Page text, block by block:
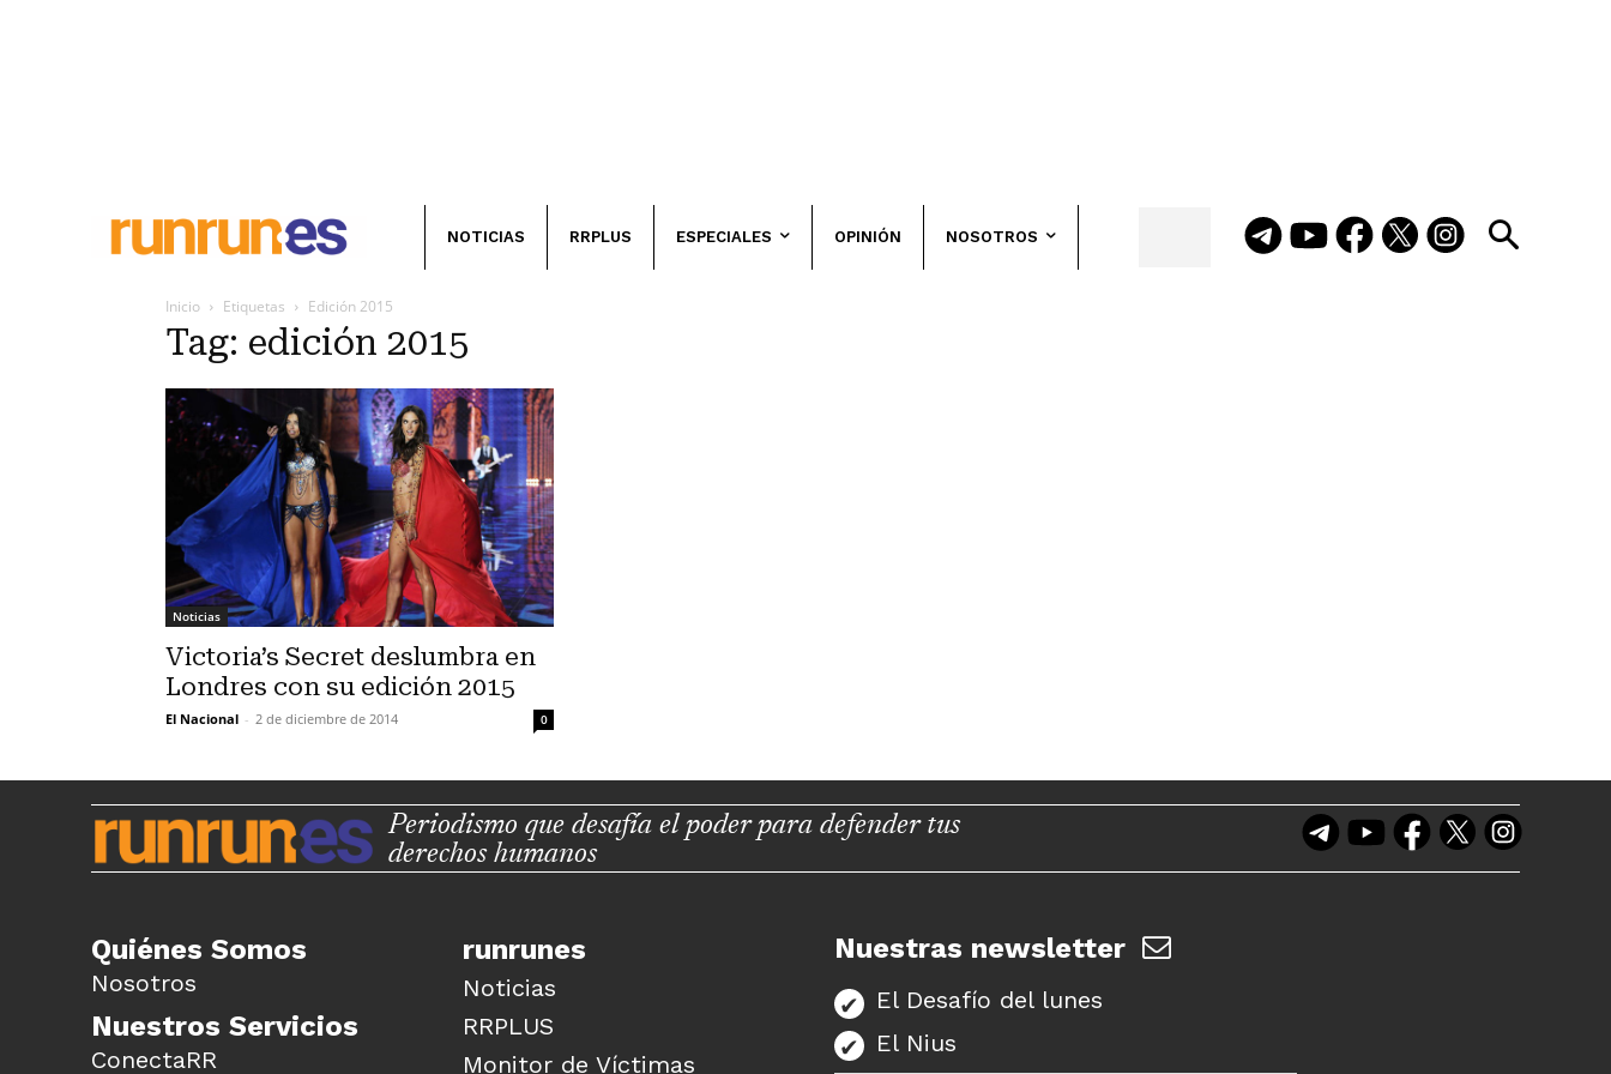
NOTICIAS RRPLUS ESPECIALES OPINIÓN NOSOTROS
Inicio Etiquetas Edición 2015
Tag: edición 2015
Noticias
Victoria’s Secret deslumbra en
Londres con su edición 2015
El Nacional - 2 de diciembre de 2014 0
Periodismo que desafía el poder para defender tus
derechos humanos
Quiénes Somos
Nosotros
Nuestros Servicios
ConectaRR
runrunes
Noticias
RRPLUS
Monitor de Víctimas
Nuestras newsletter
El Desafío del lunes
El Nius